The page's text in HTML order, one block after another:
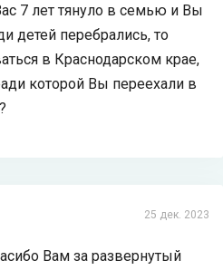
7 лет тянуло в семью и Вы
детей перебрались, то
в Краснодарском крае,
которой Вы переехали в
25 дек. 2023
Вам за развернутый